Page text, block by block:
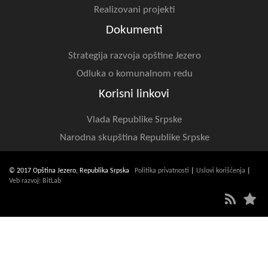
Realizovani projekti
Dokumenti
Strategija razvoja opštine Jezero
Odluka o komunalnom redu
Korisni linkovi
Vlada Republike Srpske
Narodna skupština Republike Srpske
© 2017 Opština Jezero, Republika Srpska Politika privatnosti Uslovi korišćenja
Veb razvoj: BitLab